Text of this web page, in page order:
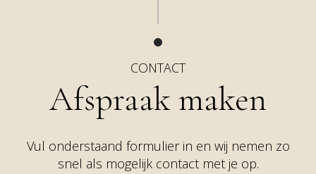
CONTACT
Afspraak maken
Vul onderstaand formulier in en wij nemen zo
snel als mogelijk contact met je op.